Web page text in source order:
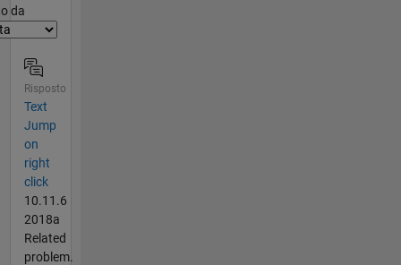
da
Risposto
Text
Jump
on
right
click
10.11.6
2018a
Related
problem.